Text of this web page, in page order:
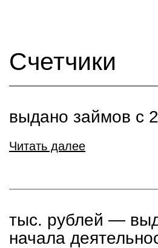
Счетчики
выдано займов с
Читать далее
тыс. рублей ―
начала